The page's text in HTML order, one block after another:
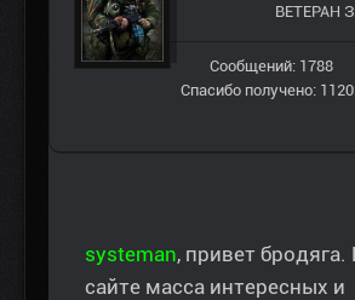
ВЕТЕРАН
Сообщений: 1788
Спасибо получено:
systeman, привет
сайте масса интересных и